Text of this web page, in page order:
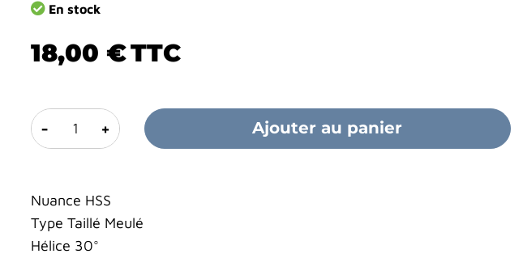
En stock
18,00 €TTC
- + Ajouter au panier
Nuance HSS
Type Taillé Meulé
Hélice 30°